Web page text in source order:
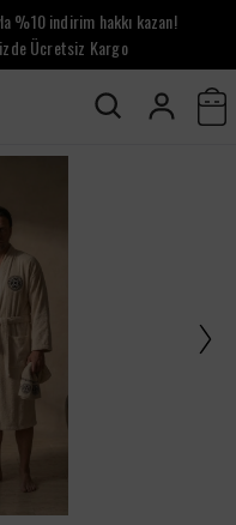
%10 indirim hakkı kazan!
Ücretsiz Kargo